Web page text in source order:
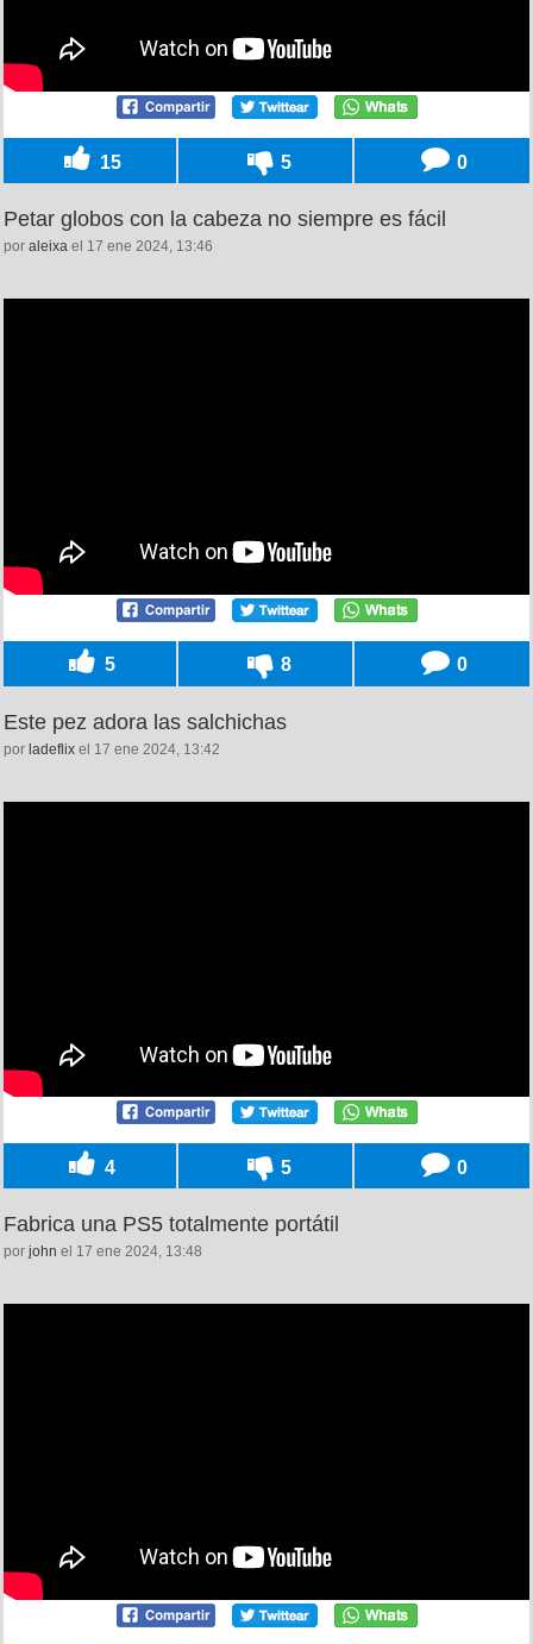
15 5 0
Petar globos con la cabeza no siempre es fácil
por aleixa el 17 ene 2024, 13:46
5 8 0
Este pez adora las salchichas
por ladeflix el 17 ene 2024, 13:42
4 5 0
Fabrica una PS5 totalmente portátil
por john el 17 ene 2024, 13:48